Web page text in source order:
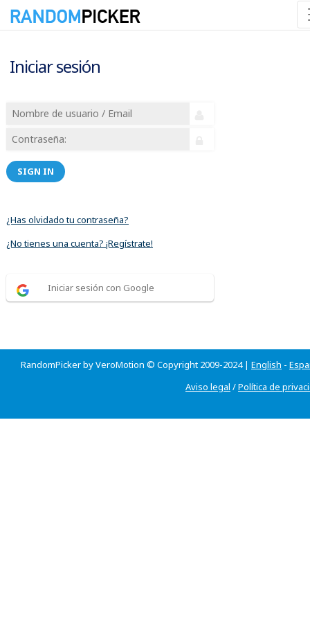
Iniciar sesión
SIGN IN
¿Has olvidado tu contraseña?
¿No tienes una cuenta? ¡Regístrate!
Iniciar sesión con Google
RandomPicker by VeroMotion © Copyright 2009-2024 | English -
Aviso legal /Política de